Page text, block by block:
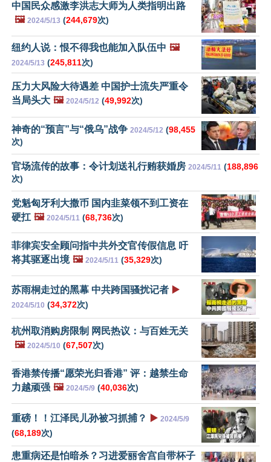
中国民众感激李洪志大师为人类指明出路
🖼️ 2024/5/13 (244,679次)
纽约人说：恨不得我也能加入队伍中 🖼️
2024/5/13 (245,811次)
压力大风险大待遇差 中国护士流失严重令
当局头大 🖼️ 2024/5/12 (49,992次)
神奇的“预言”与“俄乌”战争 2024/5/12 (98,455
次)
官场流传的故事：令计划送礼行贿获婚房 2024/5/11 (188,896
次)
党魁匈牙利大撒币 国内韭菜领不到工资在
硬扛 🖼️ 2024/5/11 (68,736次)
菲律宾安全顾问指中共外交官传假信息 吁
将其驱逐出境 🖼️ 2024/5/11 (35,329次)
苏雨桐走过的黑幕 中共跨国骚扰记者 ▶️
2024/5/10 (34,372次)
杭州取消购房限制 网民热议：与百姓无关
🖼️ 2024/5/10 (67,507次)
香港禁传播“愿荣光归香港” 评：越禁生命
力越顽强 🖼️ 2024/5/9 (40,036次)
重磅！！江泽民儿孙被习抓捕？ ▶️ 2024/5/9
(68,189次)
患重病还是怕暗杀？习进爱丽舍宫自带杯子